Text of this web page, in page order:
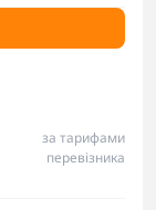
за тарифами
перевізника